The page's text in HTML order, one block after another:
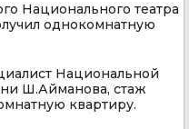
Национального театра
однокомнатную
Национальной
Ш.Айманова, стаж
квартиру.